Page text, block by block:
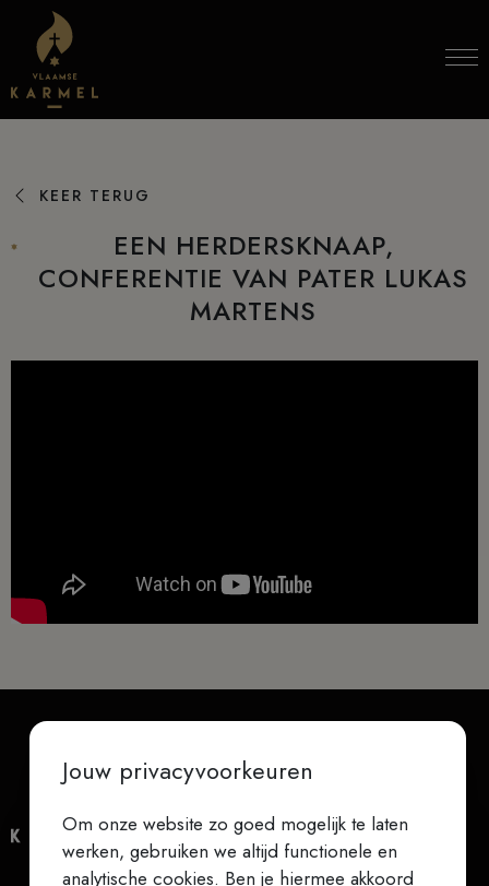
Skip to content
KEER TERUG
EEN HERDERSKNAAP,
CONFERENTIE VAN PATER LUKAS
MARTENS
Jouw privacyvoorkeuren
Om onze website zo goed mogelijk te laten
werken, gebruiken we altijd functionele en
analytische cookies. Ben je hiermee akkoord